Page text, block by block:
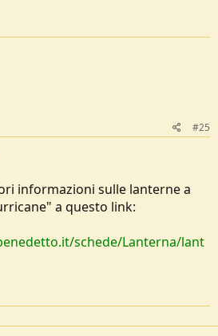
#25
informazioni sulle lanterne a
a questo link:
schede/Lanterna/lant